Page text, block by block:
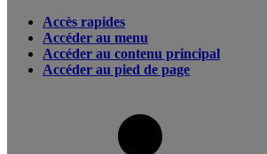
Accès rapides
Accéder au menu
Accéder au contenu principal
Accéder au pied de page